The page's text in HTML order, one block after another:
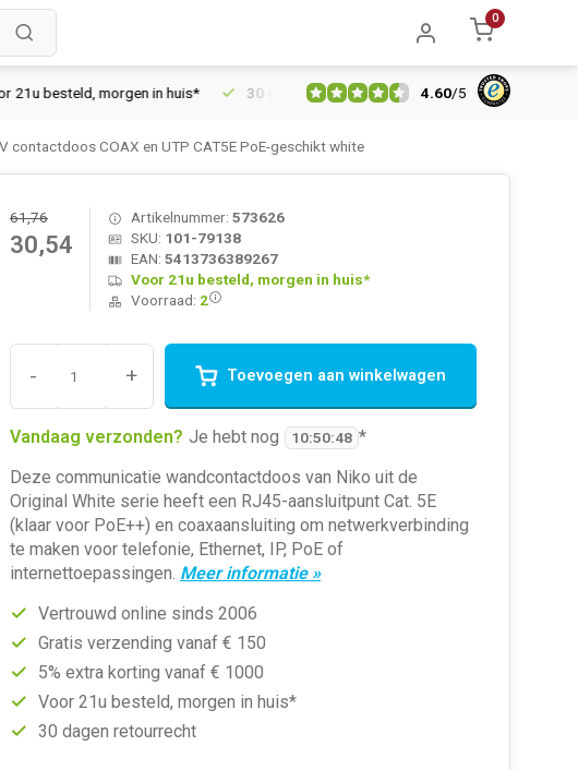
0
besteld, morgen in huis* 30 dagen retourrecht Vertrouwd online sinds
4.60/5
contactdoos COAX en UTP CAT5E PoE-geschikt white
61,76
30,54
Artikelnummer: 573626
SKU: 101-79138
EAN: 5413736389267
Voor 21u besteld, morgen in huis*
Voorraad: 2
- + Toevoegen aan winkelwagen
Vandaag verzonden? Je hebt nog 10:50:48 *
Deze communicatie wandcontactdoos van Niko uit de
Original White serie heeft een RJ45-aansluitpunt Cat. 5E
(klaar voor PoE++) en coaxaansluiting om netwerkverbinding
te maken voor telefonie, Ethernet, IP, PoE of
internettoepassingen. Meer informatie »
Vertrouwd online sinds 2006
Gratis verzending vanaf € 150
5% extra korting vanaf € 1000
Voor 21u besteld, morgen in huis*
30 dagen retourrecht